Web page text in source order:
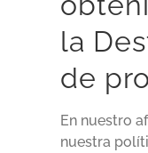
la
de
En nuestro
nuestra